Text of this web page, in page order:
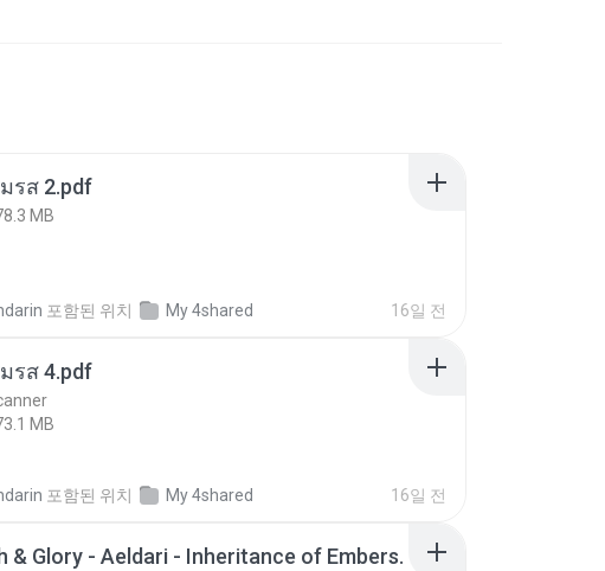
รส 2.pdf
MB
포함된 위치 My 4shared 16일 전
รส 4.pdf
MB
포함된 위치 My 4shared 16일 전
& Glory - Aeldari - Inheritance of Embers.